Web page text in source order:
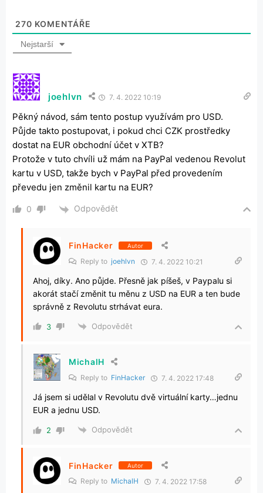
270 KOMENTÁŘE
Nejstarší
joehlvn 7. 4. 2022 10:19
Pěkný návod, sám tento postup využívám pro USD.
Půjde takto postupovat, i pokud chci CZK prostředky
dostat na EUR obchodní účet v XTB?
Protože v tuto chvíli už mám na PayPal vedenou Revolut
kartu v USD, takže bych v PayPal před provedením
převedu jen změnil kartu na EUR?
0 Odpovědět
FinHacker Autor
Reply to joehlvn 7. 4. 2022 10:21
Ahoj, díky. Ano půjde. Přesně jak píšeš, v Paypalu si
akorát stačí změnit tu měnu z USD na EUR a ten bude
správně z Revolutu strhávat eura.
3 Odpovědět
MichalH
Reply to FinHacker 7. 4. 2022 17:48
Já jsem si udělal v Revolutu dvě virtuální karty…jednu
EUR a jednu USD.
2 Odpovědět
FinHacker Autor
Reply to MichalH 7. 4. 2022 17:58